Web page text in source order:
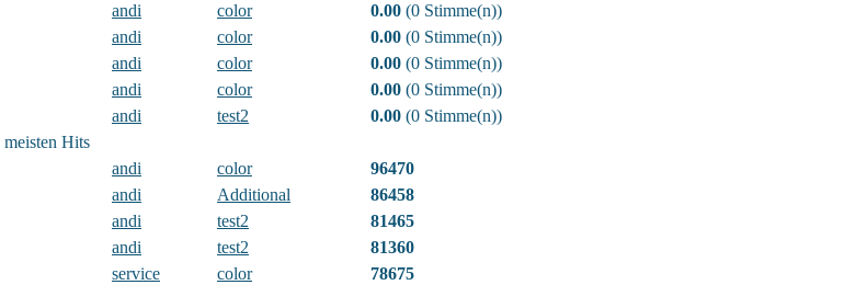
andi color 0.00 (0 Stimme(n))
andi color 0.00 (0 Stimme(n))
andi color 0.00 (0 Stimme(n))
andi color 0.00 (0 Stimme(n))
andi test2 0.00 (0 Stimme(n))
Hits
andi color
96470
andi Additional
86458
andi test2
81465
andi test2
81360
service color
78675